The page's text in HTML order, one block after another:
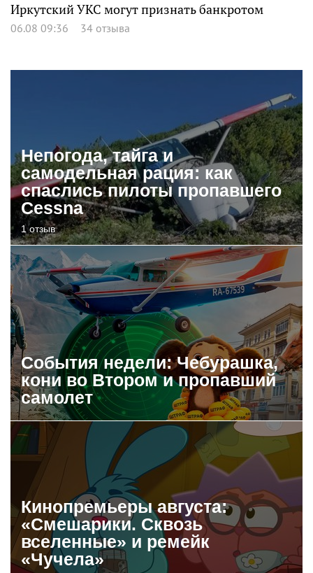
Иркутский УКС могут признать банкротом
06.08 09:36 34 отзыва
Непогода, тайга и
самодельная рация: как
спаслись пилоты пропавшего
Cessna
1 отзыв
События недели: Чебурашка,
кони во Втором и пропавший
самолет
Кинопремьеры августа:
«Смешарики. Сквозь
вселенные» и ремейк
«Чучела»